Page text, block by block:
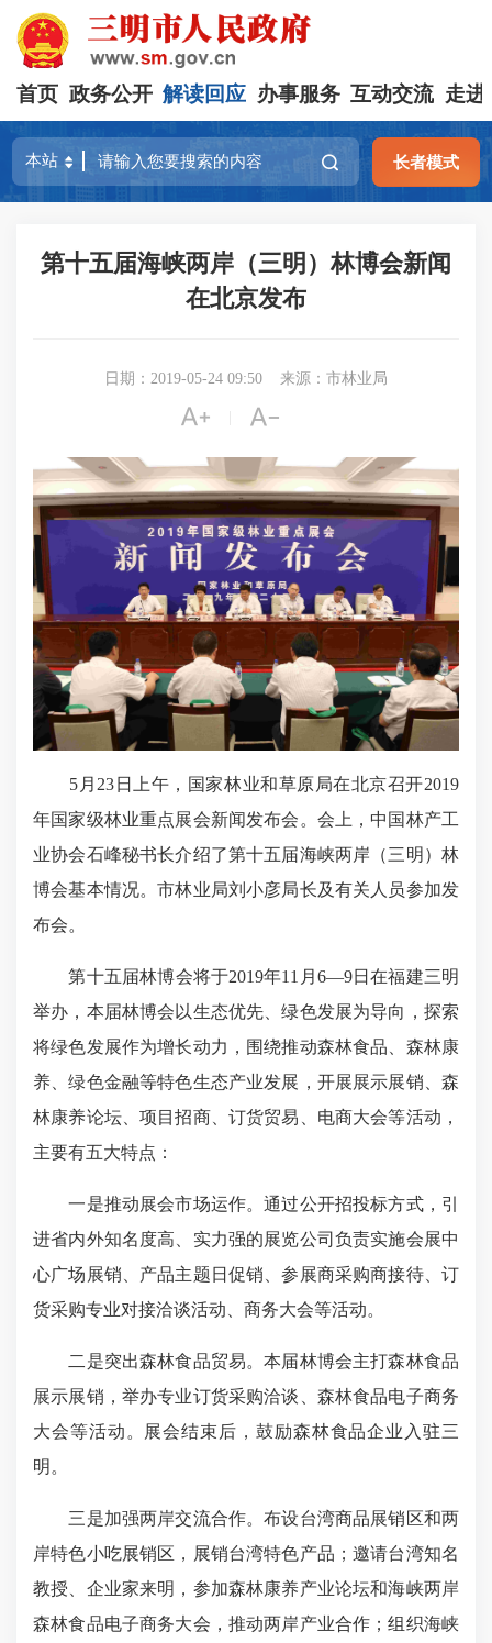
首页 政务公开 解读回应 办事服务 互动交流 走进
长者模式
第十五届海峡两岸（三明）林博会新闻
在北京发布
日期：2019-05-24 09:50 来源：市林业局
 
5月23日上午，国家林业和草原局在北京召开2019
年国家级林业重点展会新闻发布会。会上，中国林产工
业协会石峰秘书长介绍了第十五届海峡两岸（三明）林
博会基本情况。市林业局刘小彦局长及有关人员参加发
布会。
第十五届林博会将于2019年11月6—9日在福建三明
举办，本届林博会以生态优先、绿色发展为导向，探索
将绿色发展作为增长动力，围绕推动森林食品、森林康
养、绿色金融等特色生态产业发展，开展展示展销、森
林康养论坛、项目招商、订货贸易、电商大会等活动，
主要有五大特点：
一是推动展会市场运作。通过公开招投标方式，引
进省内外知名度高、实力强的展览公司负责实施会展中
心广场展销、产品主题日促销、参展商采购商接待、订
货采购专业对接洽谈活动、商务大会等活动。
二是突出森林食品贸易。本届林博会主打森林食品
展示展销，举办专业订货采购洽谈、森林食品电子商务
大会等活动。展会结束后，鼓励森林食品企业入驻三
明。
三是加强两岸交流合作。布设台湾商品展销区和两
岸特色小吃展销区，展销台湾特色产品；邀请台湾知名
教授、企业家来明，参加森林康养产业论坛和海峡两岸
森林食品电子商务大会，推动两岸产业合作；组织海峡